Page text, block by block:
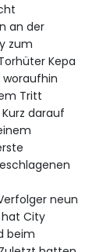
an der
zum
Kepa
woraufhin
Tritt
darauf
neun
hat City
beim